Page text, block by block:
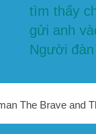
tìm thấy
gửi anh
Người